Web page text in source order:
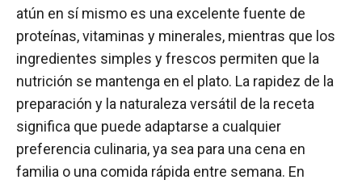
atún en sí mismo es una excelente fuente de
proteínas, vitaminas y minerales, mientras que los
ingredientes simples y frescos permiten que la
nutrición se mantenga en el plato. La rapidez de la
preparación y la naturaleza versátil de la receta
significa que puede adaptarse a cualquier
preferencia culinaria, ya sea para una cena en
familia o una comida rápida entre semana. En